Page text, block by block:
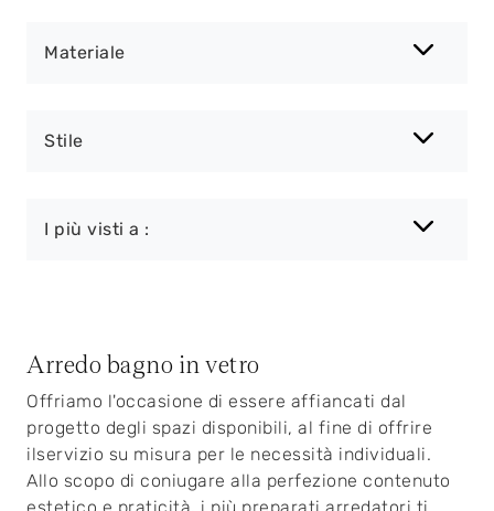
Materiale
Stile
I più visti a :
Arredo bagno in vetro
Offriamo l'occasione di essere affiancati dal
progetto degli spazi disponibili, al fine di offrire
ilservizio su misura per le necessità individuali.
Allo scopo di coniugare alla perfezione contenuto